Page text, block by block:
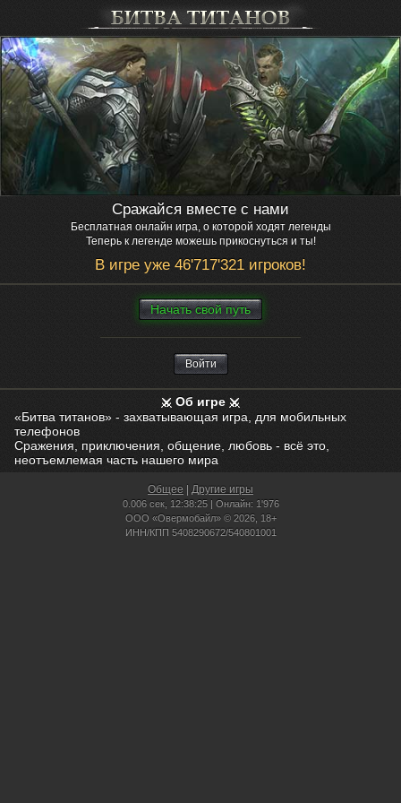
Сражайся вместе с нами
Бесплатная онлайн игра, о которой ходят легенды
Теперь к легенде можешь прикоснуться и ты!
В игре уже 46'717'321 игроков!
Нaчaть свой путь
Войти
Об игре
«Битва титанов» - захватывающая игра, для мобильных
телефонов
Сражения, приключения, общение, любовь - всё это,
неотъемлемая часть нашего мира
Общее Другие игры
0.006 сек, 12:38:25 | Онлайн: 1'976
ООО «Овермобайл» © 2026, 18+
ИНН/КПП 5408290672/540801001